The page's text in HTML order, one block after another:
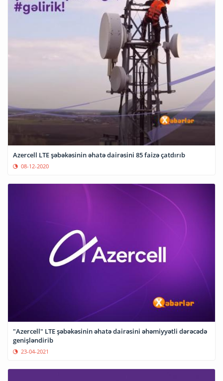
Azercell LTE şəbəkəsinin əhatə dairəsini 85 faizə çatdırıb
08-12-2020
"Azercell" LTE şəbəkəsinin əhatə dairəsini əhəmiyyətli dərəcədə
genişləndirib
23-04-2021